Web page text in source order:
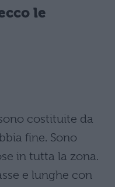
le
costituite da
fine. Sono
in tutta la zona.
e lunghe con